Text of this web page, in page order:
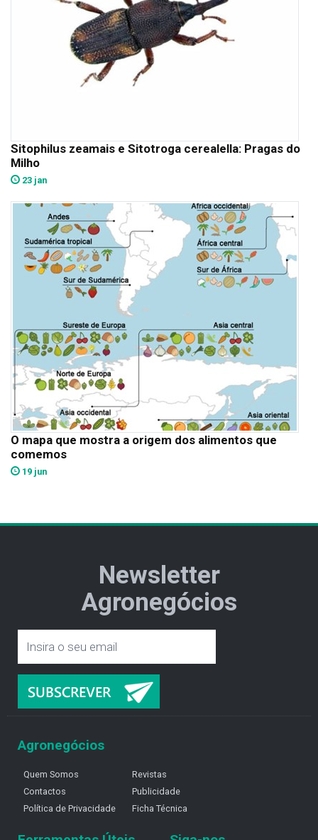
Sitophilus zeamais e Sitotroga cerealella: Pragas do
Milho
23 jan
O mapa que mostra a origem dos alimentos que
comemos
19 jun
Newsletter
Agronegócios
Agronegócios
Quem Somos
Contactos
Política de Privacidade
Revistas
Publicidade
Ficha Técnica